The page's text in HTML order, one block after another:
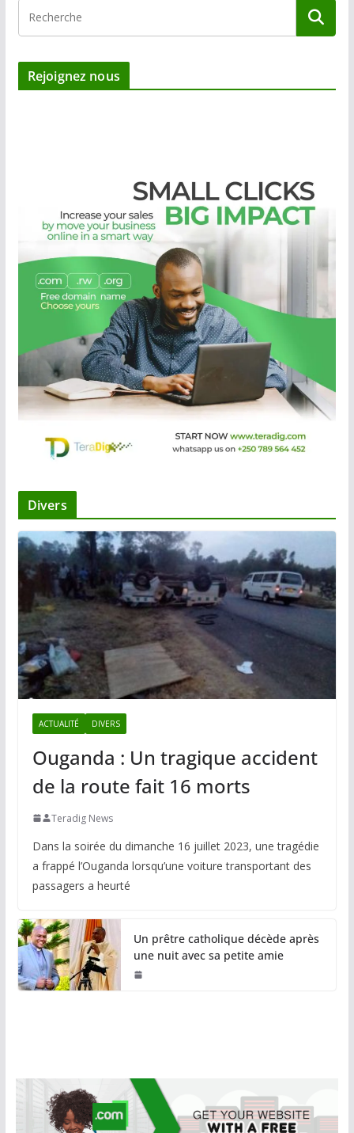
Rejoignez nous
Divers
ACTUALITÉ DIVERS
Ouganda : Un tragique accident
de la route fait 16 morts
Teradig News
Dans la soirée du dimanche 16 juillet 2023, une tragédie
a frappé l’Ouganda lorsqu’une voiture transportant des
passagers a heurté
Un prêtre catholique décède après
une nuit avec sa petite amie